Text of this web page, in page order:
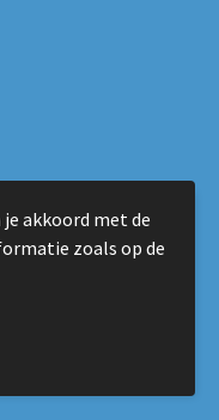
akkoord met de
zoals op de